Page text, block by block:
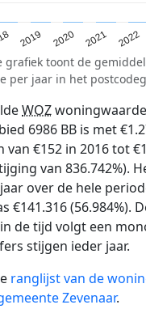
2019 2020 2021 2022
grafiek toont de
per jaar in het
WOZ
6986 BB is met
€152 in 2016 tot
van 836.742%).
over de hele
€141.316 (56.984%).
de tijd volgt een
stijgen ieder jaar.
ranglijst van de
Zevenaar.